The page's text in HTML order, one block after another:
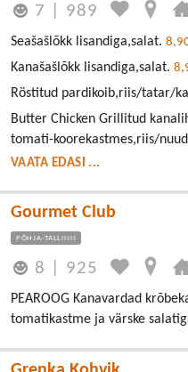
7 989
Seašašlõkk lisandiga,salat.
Kanašašlõkk lisandiga,salat.
Röstitud pardikoib,riis/tatar/
Butter Chicken Grillitud
tomati-koorekastmes,riis/
VAATA EDASI ...
Gourmet Club
PÕHJA-TALLINN
8 925
PEAROOG Kanavardad
tomatikastme ja värske